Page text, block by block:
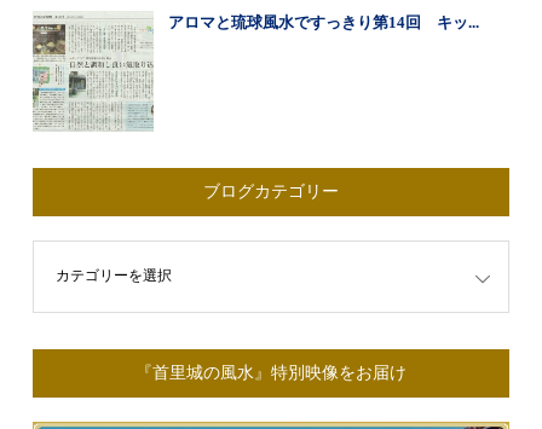
アロマと琉球風水ですっきり第14回 キッ...
ブログカテゴリー
『首里城の風水』特別映像をお届け